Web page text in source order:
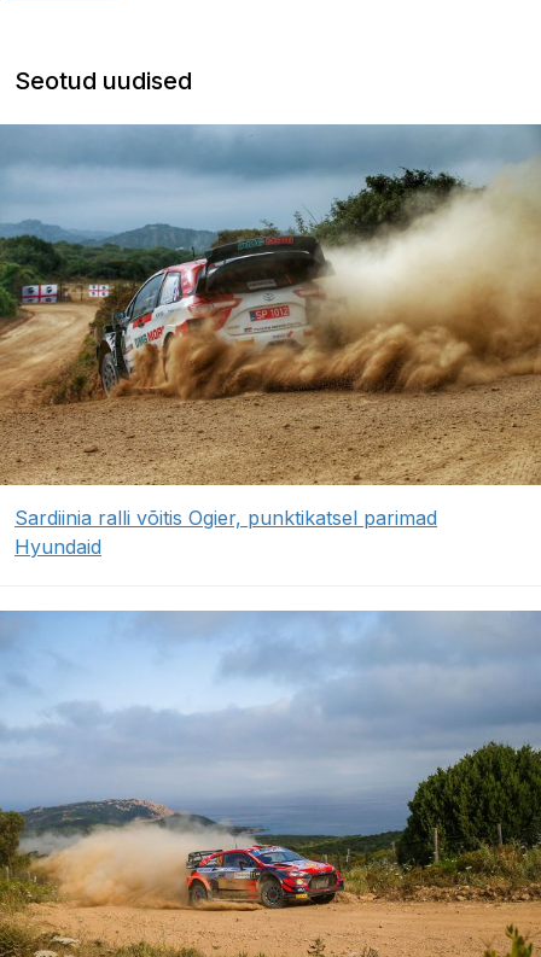
Seotud uudised
Sardiinia ralli võitis Ogier, punktikatsel parimad
Hyundaid